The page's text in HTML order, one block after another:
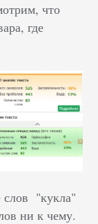
что
где
слов "кукла"
ни к чему.